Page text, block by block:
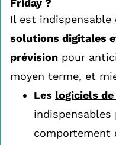
Friday ?
Il est indispensable
solutions digitales
prévision pour
moyen terme, et
Les logiciels
indispensables
comportement